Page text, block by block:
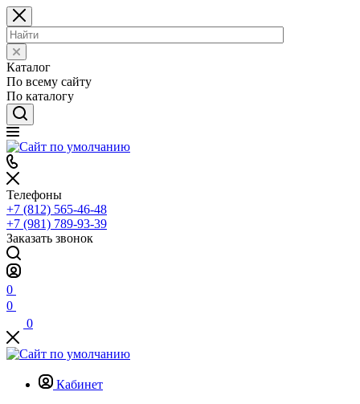
Каталог
По всему сайту
По каталогу
Телефоны
+7 (812) 565-46-48
+7 (981) 789-93-39
Заказать звонок
0
0
0
Кабинет